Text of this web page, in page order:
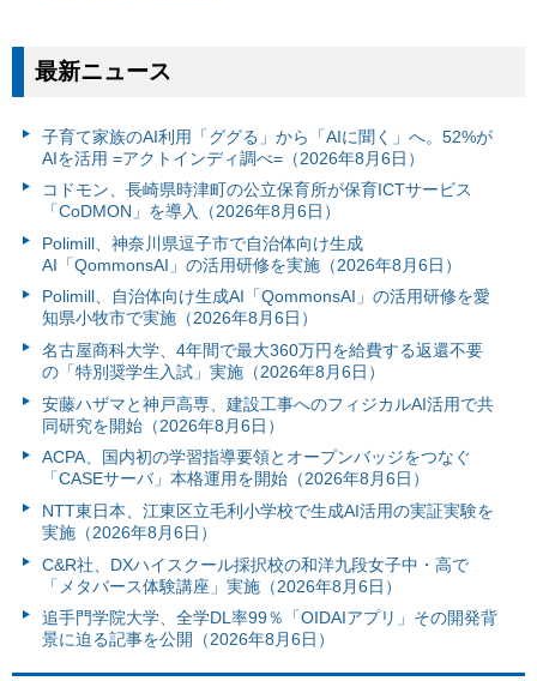
最新ニュース
子育て家族のAI利用「ググる」から「AIに聞く」へ。52%が
AIを活用 =アクトインディ調べ=（2026年8月6日）
コドモン、長崎県時津町の公立保育所が保育ICTサービス
「CoDMON」を導入（2026年8月6日）
Polimill、神奈川県逗子市で自治体向け生成
AI「QommonsAI」の活用研修を実施（2026年8月6日）
Polimill、自治体向け生成AI「QommonsAI」の活用研修を愛
知県小牧市で実施（2026年8月6日）
名古屋商科大学、4年間で最大360万円を給費する返還不要
の「特別奨学生入試」実施（2026年8月6日）
安藤ハザマと神戸高専、建設工事へのフィジカルAI活用で共
同研究を開始（2026年8月6日）
ACPA、国内初の学習指導要領とオープンバッジをつなぐ
「CASEサーバ」本格運用を開始（2026年8月6日）
NTT東日本、江東区立毛利小学校で生成AI活用の実証実験を
実施（2026年8月6日）
C&R社、DXハイスクール採択校の和洋九段女子中・高で
「メタバース体験講座」実施（2026年8月6日）
追手門学院大学、全学DL率99％「OIDAIアプリ」その開発背
景に迫る記事を公開（2026年8月6日）